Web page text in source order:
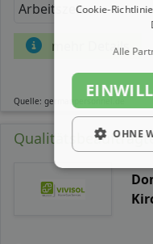
Arbeitszeit
mehr Details
Quelle: germanpersonnel.de
Cookie-
Alle
OHNE